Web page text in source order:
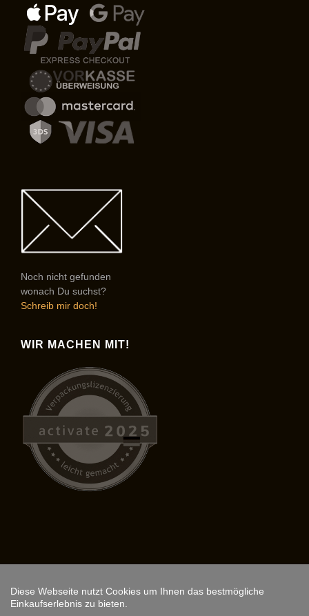
Noch nicht gefunden
wonach Du suchst?
Schreib mir doch!
WIR MACHEN MIT!
Copyright © 2026, ARS FANTASIO.
Diese Webseite nutzt Cookies um Ihnen das bestmögliche
Einkaufserlebnis zu bieten.